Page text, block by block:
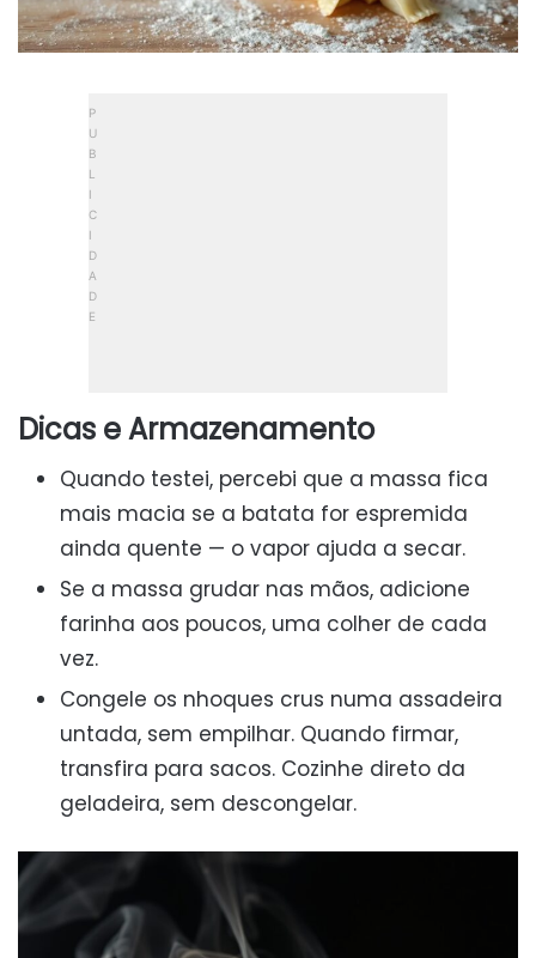
Dicas e Armazenamento
Quando testei, percebi que a massa fica
mais macia se a batata for espremida
ainda quente — o vapor ajuda a secar.
Se a massa grudar nas mãos, adicione
farinha aos poucos, uma colher de cada
vez.
Congele os nhoques crus numa assadeira
untada, sem empilhar. Quando firmar,
transfira para sacos. Cozinhe direto da
geladeira, sem descongelar.